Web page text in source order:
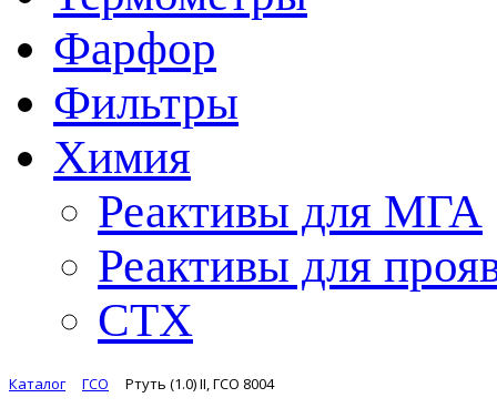
Фарфор
Фильтры
Химия
Реактивы для МГА
Реактивы для
СТХ
Каталог ГСО Ртуть (1.0) II, ГСО 8004